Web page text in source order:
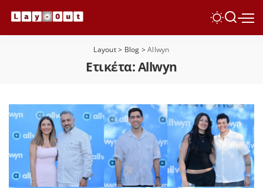
Layout> Blog >Allwyn
Ετικέτα:Allwyn